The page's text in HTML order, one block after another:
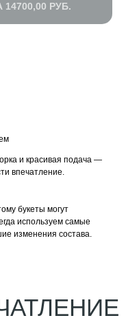
РУБ.
и красивая подача —
впечатление.
букеты могут
используем самые
изменения состава.